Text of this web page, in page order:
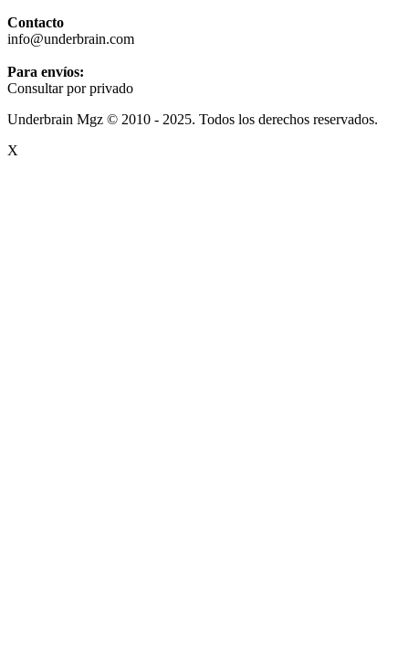
Contacto
info@underbrain.com
Para envíos:
Consultar por privado
Underbrain Mgz © 2010 - 2025. Todos los derechos reservados.
X